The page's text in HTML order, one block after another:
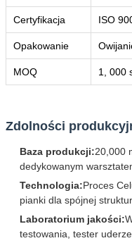
Certyfikacja ISO
Opakowanie
MOQ 1, 000
Zdolności
Baza produkcji:20,000
dedykowanym
Technologia:Proces
pianki dla spójnej
Laboratorium jakości:
testowania, tester